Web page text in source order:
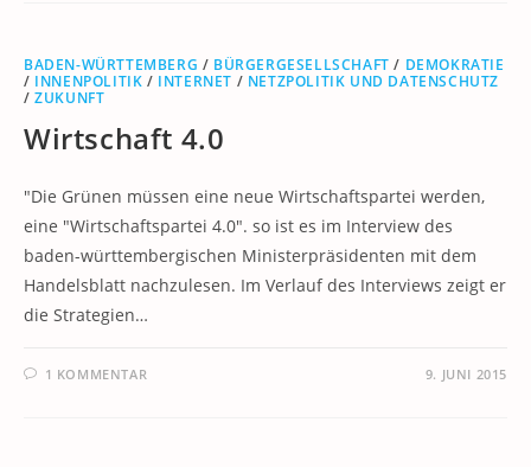
BADEN-WÜRTTEMBERG / BÜRGERGESELLSCHAFT / DEMOKRATIE
/ INNENPOLITIK / INTERNET / NETZPOLITIK UND DATENSCHUTZ
/ZUKUNFT
Wirtschaft 4.0
"Die Grünen müssen eine neue Wirtschaftspartei werden,
eine "Wirtschaftspartei 4.0". so ist es im Interview des
baden-württembergischen Ministerpräsidenten mit dem
Handelsblatt nachzulesen. Im Verlauf des Interviews zeigt er
die Strategien…
1 KOMMENTAR 9. JUNI 2015